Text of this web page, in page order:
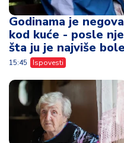
Godinama je
kod kuće - posle
šta ju je najviše
15:45 Ispovesti